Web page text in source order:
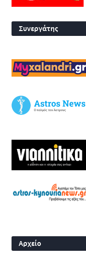
Συνεργάτης
Αρχείο